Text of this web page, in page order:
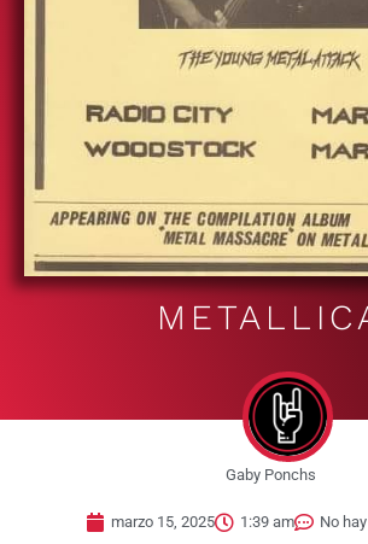
Gaby Ponchs
marzo 15, 2025 1:39 am No